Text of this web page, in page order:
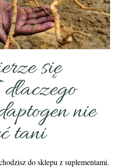
się
nie
tani
do sklepu z suplementami.